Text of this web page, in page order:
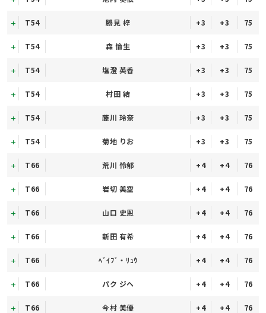
T54 勝見 梓 +3 +3 75
T54 森 愉生 +3 +3 75
T54 塩澄 英香 +3 +3 75
T54 村田 結 +3 +3 75
T54 藤川 玲奈 +3 +3 75
T54 菊地 りお +3 +3 75
T66 荒川 怜郁 +4 +4 76
T66 岩切 美空 +4 +4 76
T66 山口 史恩 +4 +4 76
T66 新田 有希 +4 +4 76
T66 ﾍﾞｲﾌﾞ・ﾘｭｳ +4 +4 76
T66 パク ジヘ +4 +4 76
T66 今村 美優 +4 +4 76